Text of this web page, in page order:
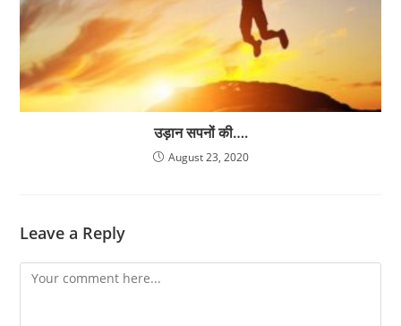
उड़ान सपनों की….
August 23, 2020
Leave a Reply
Comment